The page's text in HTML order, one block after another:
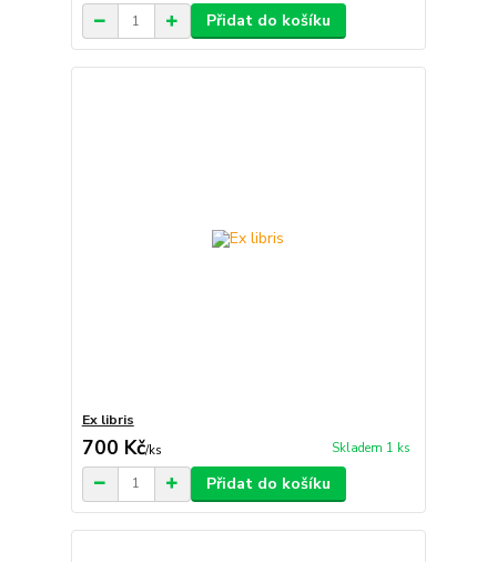
Přidat do košíku
Ex libris
700 Kč/ks Skladem 1 ks
Přidat do košíku